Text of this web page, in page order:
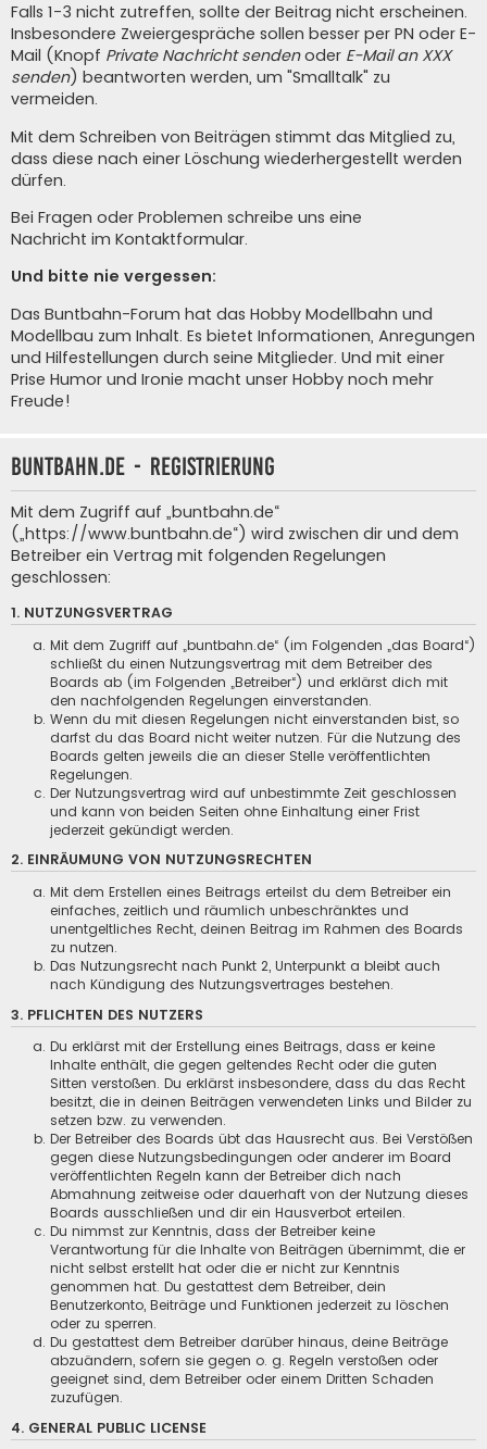
Falls 1-3 nicht zutreffen, sollte der Beitrag nicht erscheinen.
Insbesondere Zweiergespräche sollen besser per PN oder E-
Mail (Knopf Private Nachricht sendenoder E-Mail an XXX
senden) beantworten werden, um "Smalltalk" zu
vermeiden.
Mit dem Schreiben von Beiträgen stimmt das Mitglied zu,
dass diese nach einer Löschung wiederhergestellt werden
dürfen.
Bei Fragen oder Problemen schreibe uns eine
Nachricht im Kontaktformular.
Und bitte nie vergessen:
Das Buntbahn-Forum hat das Hobby Modellbahn und
Modellbau zum Inhalt. Es bietet Informationen, Anregungen
und Hilfestellungen durch seine Mitglieder. Und mit einer
Prise Humor und Ironie macht unser Hobby noch mehr
Freude!
buntbahn.de - Registrierung
Mit dem Zugriff auf „buntbahn.de“
(„https://www.buntbahn.de“) wird zwischen dir und dem
Betreiber ein Vertrag mit folgenden Regelungen
geschlossen:
1. NUTZUNGSVERTRAG
Mit dem Zugriff auf „buntbahn.de“ (im Folgenden „das Board“)
schließt du einen Nutzungsvertrag mit dem Betreiber des
Boards ab (im Folgenden „Betreiber“) und erklärst dich mit
den nachfolgenden Regelungen einverstanden.
Wenn du mit diesen Regelungen nicht einverstanden bist, so
darfst du das Board nicht weiter nutzen. Für die Nutzung des
Boards gelten jeweils die an dieser Stelle veröffentlichten
Regelungen.
Der Nutzungsvertrag wird auf unbestimmte Zeit geschlossen
und kann von beiden Seiten ohne Einhaltung einer Frist
jederzeit gekündigt werden.
2. EINRÄUMUNG VON NUTZUNGSRECHTEN
Mit dem Erstellen eines Beitrags erteilst du dem Betreiber ein
einfaches, zeitlich und räumlich unbeschränktes und
unentgeltliches Recht, deinen Beitrag im Rahmen des Boards
zu nutzen.
Das Nutzungsrecht nach Punkt 2, Unterpunkt a bleibt auch
nach Kündigung des Nutzungsvertrages bestehen.
3. PFLICHTEN DES NUTZERS
Du erklärst mit der Erstellung eines Beitrags, dass er keine
Inhalte enthält, die gegen geltendes Recht oder die guten
Sitten verstoßen. Du erklärst insbesondere, dass du das Recht
besitzt, die in deinen Beiträgen verwendeten Links und Bilder zu
setzen bzw. zu verwenden.
Der Betreiber des Boards übt das Hausrecht aus. Bei Verstößen
gegen diese Nutzungsbedingungen oder anderer im Board
veröffentlichten Regeln kann der Betreiber dich nach
Abmahnung zeitweise oder dauerhaft von der Nutzung dieses
Boards ausschließen und dir ein Hausverbot erteilen.
Du nimmst zur Kenntnis, dass der Betreiber keine
Verantwortung für die Inhalte von Beiträgen übernimmt, die er
nicht selbst erstellt hat oder die er nicht zur Kenntnis
genommen hat. Du gestattest dem Betreiber, dein
Benutzerkonto, Beiträge und Funktionen jederzeit zu löschen
oder zu sperren.
Du gestattest dem Betreiber darüber hinaus, deine Beiträge
abzuändern, sofern sie gegen o. g. Regeln verstoßen oder
geeignet sind, dem Betreiber oder einem Dritten Schaden
zuzufügen.
4. GENERAL PUBLIC LICENSE